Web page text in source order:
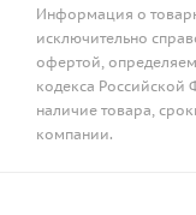
Информация о
исключительно
офертой,
кодекса Российской
наличие товара,
компании.